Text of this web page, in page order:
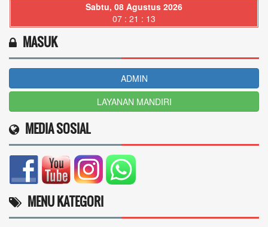
Sabtu, 08 Agustus 2026
07 : 21 : 15
MASUK
ADMIN
LAYANAN MANDIRI
MEDIA SOSIAL
MENU KATEGORI